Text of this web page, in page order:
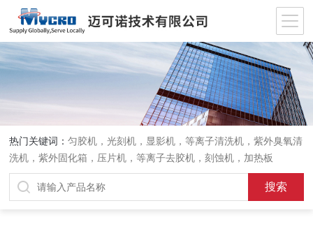
热门关键词：匀胶机，光刻机，显影机，等离子清洗机，紫外臭氧清
洗机，紫外固化箱，压片机，等离子去胶机，刻蚀机，加热板